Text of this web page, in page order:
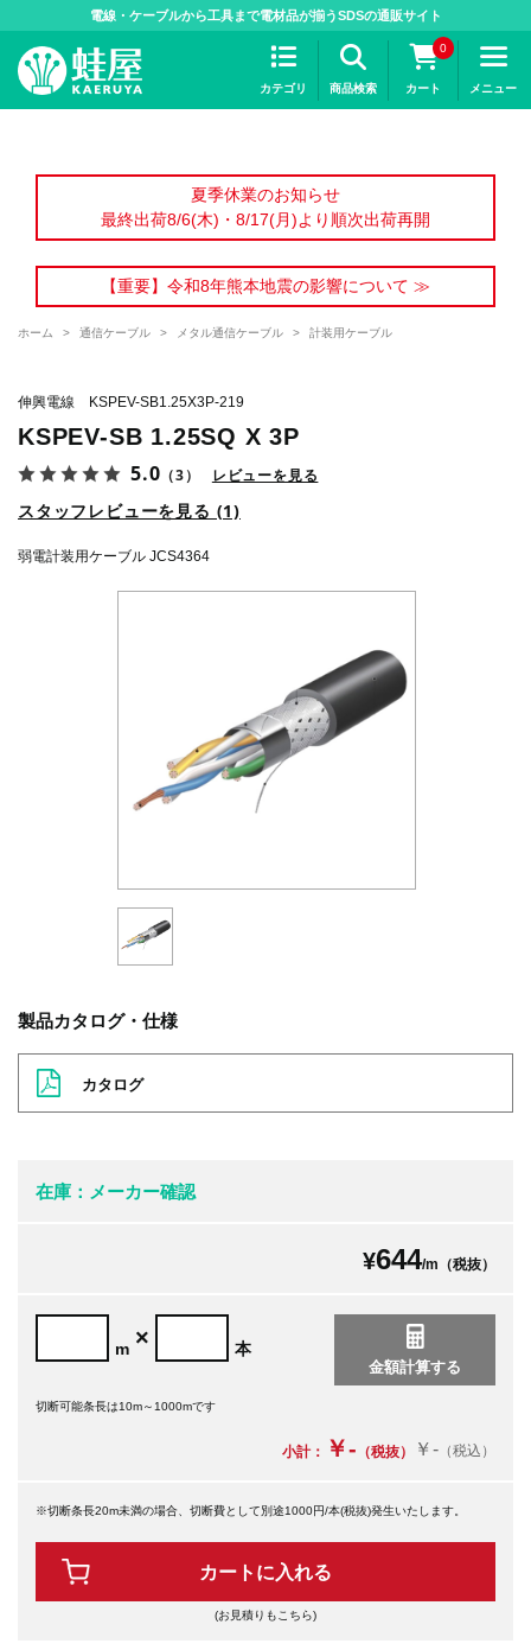
電線・ケーブルから工具まで電材品が揃うSDSの通販サイト
カテゴリ 商品検索
0
カート メニュー
夏季休業のお知らせ
最終出荷8/6(木)・8/17(月)より順次出荷再開
【重要】令和8年熊本地震の影響について ≫
ホーム > 通信ケーブル > メタル通信ケーブル > 計装用ケーブル
伸興電線 KSPEV-SB1.25X3P-219
KSPEV-SB 1.25SQ X 3P
5.0 （3） レビューを見る
スタッフレビューを見る (1)
弱電計装用ケーブル JCS4364
製品カタログ・仕様
カタログ
在庫：メーカー確認
¥644/m（税抜）
m × 本
切断可能条長は10m～1000mです
小計： ￥- （税抜） ￥- （税込）
※切断条長20m未満の場合、切断費として別途1000円/本(税抜)発生いたします。
カートに入れる
(お見積りもこちら)